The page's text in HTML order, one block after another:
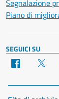
Segnalazione
Piano di
SEGUICI SU
Facebook